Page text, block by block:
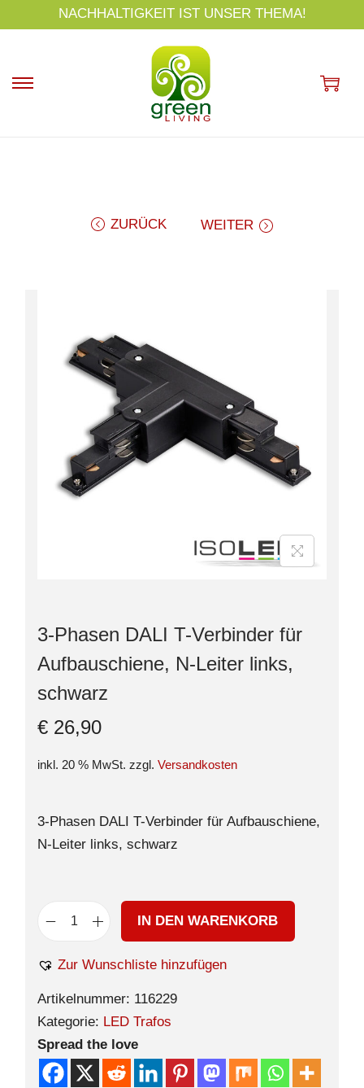
p
NACHHALTIGKEIT IST UNSER THEMA!
ZURÜCK WEITER
3-Phasen DALI T-Verbinder für
Aufbauschiene, N-Leiter links,
schwarz
€ 26,90
inkl. 20 % MwSt. zzgl. Versandkosten
3-Phasen DALI T-Verbinder für Aufbauschiene,
N-Leiter links, schwarz
IN DEN WARENKORB
Zur Wunschliste hinzufügen
Artikelnummer: 116229
Kategorie: LED Trafos
Spread the love